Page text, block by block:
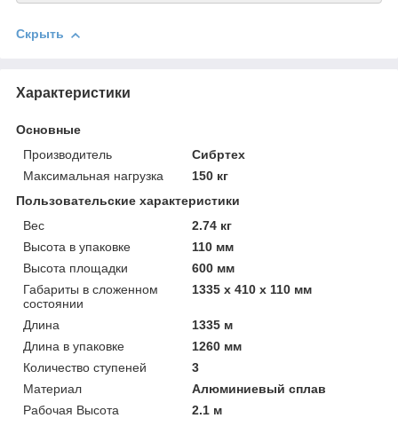
Скрыть
Характеристики
Основные
Производитель
Сибртех
Максимальная нагрузка
150 кг
Пользовательские характеристики
Вeс
2.74 кг
Высотa в упаковке
110 мм
Высотa площадки
600 мм
Габариты в сложенном
состоянии
1335 х 410 х 110 мм
Длинa
1335 м
Длинa в упаковке
1260 мм
Количество ступеней
3
Материал
Алюминиевый сплав
Рабочая Высотa
2.1 м